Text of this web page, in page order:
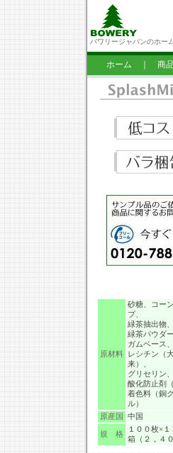
バワリージャパンのホー
ホーム 商
原材料
砂糖、コー
プ、
緑茶抽出物、
緑茶パウダー
ガムベース
レシチン（
来）、
グリセリン、
酸化防止剤
着色料（銅
ル）
原産国
中国
規 格
１００枚×１
箱（２，４